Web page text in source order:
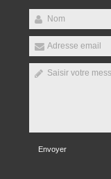
Envoyer